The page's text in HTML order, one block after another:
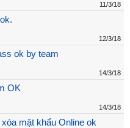
11/3/18
12/3/18
ok by team
14/3/18
OK
14/3/18
mật khẩu Online ok